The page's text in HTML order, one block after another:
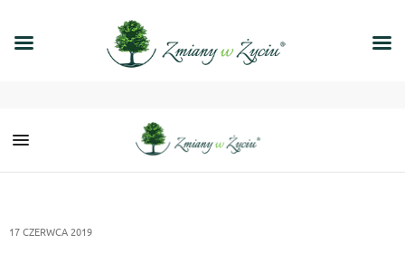
17 CZERWCA 2019